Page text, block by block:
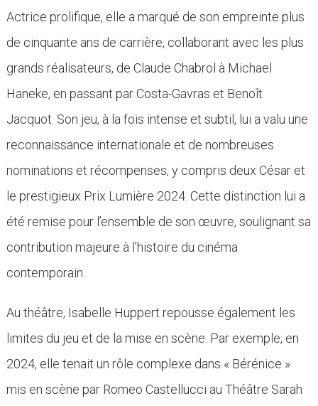
Actrice prolifique, elle a marqué de son empreinte plus
de cinquante ans de carrière, collaborant avec les plus
grands réalisateurs, de Claude Chabrol à Michael
Haneke, en passant par Costa-Gavras et Benoît
Jacquot. Son jeu, à la fois intense et subtil, lui a valu une
reconnaissance internationale et de nombreuses
nominations et récompenses, y compris deux César et
le prestigieux Prix Lumière 2024. Cette distinction lui a
été remise pour l’ensemble de son œuvre, soulignant sa
contribution majeure à l’histoire du cinéma
contemporain.
Au théâtre, Isabelle Huppert repousse également les
limites du jeu et de la mise en scène. Par exemple, en
2024, elle tenait un rôle complexe dans « Bérénice »
mis en scène par Romeo Castellucci au Théâtre Sarah